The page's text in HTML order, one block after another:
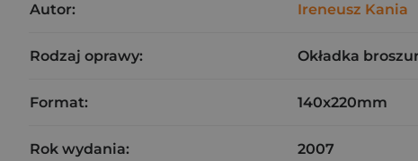
Autor: Ireneusz Kania
Rodzaj oprawy: Okładka
Format: 140x220mm
Rok wydania: 2007